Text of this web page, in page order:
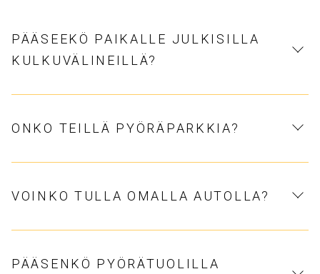
PÄÄSEEKÖ PAIKALLE JULKISILLA
KULKUVÄLINEILLÄ?
ONKO TEILLÄ PYÖRÄPARKKIA?
VOINKO TULLA OMALLA AUTOLLA?
PÄÄSENKÖ PYÖRÄTUOLILLA